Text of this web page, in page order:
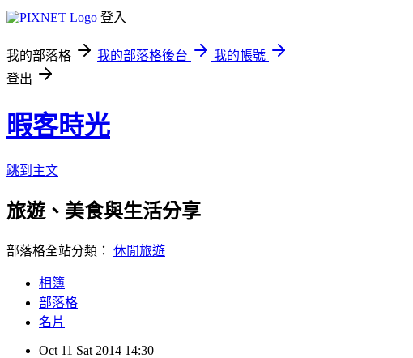
登入
我的部落格 我的部落格後台
我的帳號
登出
暇客時光
跳到主文
旅遊、美食與生活分享
部落格全站分類： 休閒旅遊
相簿
部落格
名片
Oct 11 Sat 2014 14:30